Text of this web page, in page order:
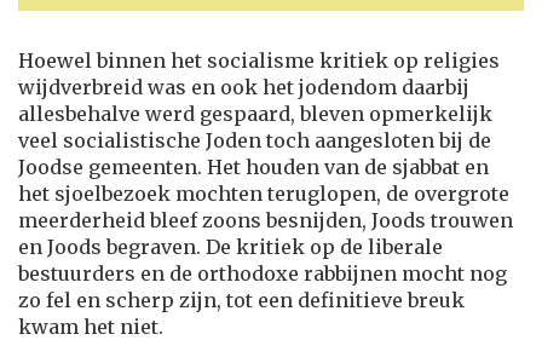
Hoewel binnen het socialisme kritiek op religies
wijdverbreid was en ook het jodendom daarbij
allesbehalve werd gespaard, bleven opmerkelijk
veel socialistische Joden toch aangesloten bij de
Joodse gemeenten. Het houden van de sjabbat en
het sjoelbezoek mochten teruglopen, de overgrote
meerderheid bleef zoons besnijden, Joods trouwen
en Joods begraven. De kritiek op de liberale
bestuurders en de orthodoxe rabbijnen mocht nog
zo fel en scherp zijn, tot een definitieve breuk
kwam het niet.